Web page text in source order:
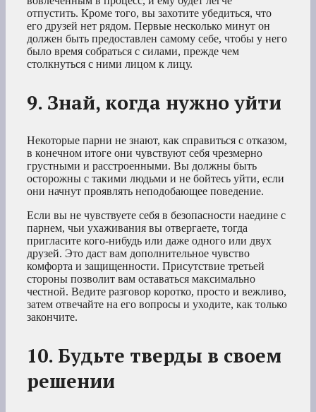
отпустить. Кроме того, вы захотите убедиться, что
его друзей нет рядом. Первые несколько минут он
должен быть предоставлен самому себе, чтобы у него
было время собраться с силами, прежде чем
столкнуться с ними лицом к лицу.
9. Знай, когда нужно уйти
Некоторые парни не знают, как справиться с отказом,
в конечном итоге они чувствуют себя чрезмерно
грустными и расстроенными. Вы должны быть
осторожны с такими людьми и не бойтесь уйти, если
они начнут проявлять неподобающее поведение.
Если вы не чувствуете себя в безопасности наедине с
парнем, чьи ухаживания вы отвергаете, тогда
пригласите кого-нибудь или даже одного или двух
друзей. Это даст вам дополнительное чувство
комфорта и защищенности. Присутствие третьей
стороны позволит вам оставаться максимально
честной. Ведите разговор коротко, просто и вежливо,
затем отвечайте на его вопросы и уходите, как только
закончите.
10. Будьте тверды в своем
решении